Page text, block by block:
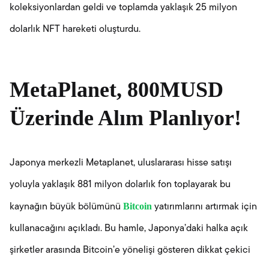
koleksiyonlardan geldi ve toplamda yaklaşık 25 milyon
dolarlık NFT hareketi oluşturdu.
MetaPlanet, 800MUSD
Üzerinde Alım Planlıyor!
Japonya merkezli Metaplanet, uluslararası hisse satışı
yoluyla yaklaşık 881 milyon dolarlık fon toplayarak bu
kaynağın büyük bölümünü Bitcoin yatırımlarını artırmak için
kullanacağını açıkladı. Bu hamle, Japonya’daki halka açık
şirketler arasında Bitcoin’e yönelişi gösteren dikkat çekici